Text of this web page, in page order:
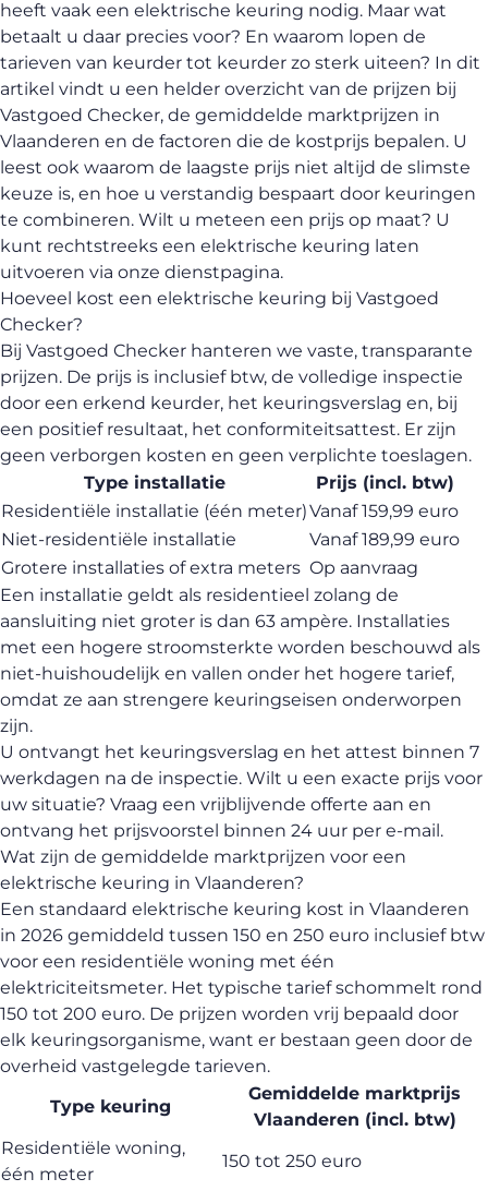
heeft vaak een elektrische keuring nodig. Maar wat
betaalt u daar precies voor? En waarom lopen de
tarieven van keurder tot keurder zo sterk uiteen? In dit
artikel vindt u een helder overzicht van de prijzen bij
Vastgoed Checker, de gemiddelde marktprijzen in
Vlaanderen en de factoren die de kostprijs bepalen. U
leest ook waarom de laagste prijs niet altijd de slimste
keuze is, en hoe u verstandig bespaart door keuringen
te combineren. Wilt u meteen een prijs op maat? U
kunt rechtstreeks een elektrische keuring laten
uitvoeren via onze dienstpagina.
Hoeveel kost een elektrische keuring bij Vastgoed
Checker?
Bij Vastgoed Checker hanteren we vaste, transparante
prijzen. De prijs is inclusief btw, de volledige inspectie
door een erkend keurder, het keuringsverslag en, bij
een positief resultaat, het conformiteitsattest. Er zijn
geen verborgen kosten en geen verplichte toeslagen.
Type installatie
Prijs (incl. btw)
Residentiële installatie (één meter)Vanaf 159,99 euro
Niet-residentiële installatie
Vanaf 189,99 euro
Grotere installaties of extra meters Op aanvraag
Een installatie geldt als residentieel zolang de
aansluiting niet groter is dan 63 ampère. Installaties
met een hogere stroomsterkte worden beschouwd als
niet-huishoudelijk en vallen onder het hogere tarief,
omdat ze aan strengere keuringseisen onderworpen
zijn.
U ontvangt het keuringsverslag en het attest binnen 7
werkdagen na de inspectie. Wilt u een exacte prijs voor
uw situatie? Vraag een vrijblijvende offerte aan en
ontvang het prijsvoorstel binnen 24 uur per e-mail.
Wat zijn de gemiddelde marktprijzen voor een
elektrische keuring in Vlaanderen?
Een standaard elektrische keuring kost in Vlaanderen
in 2026 gemiddeld tussen 150 en 250 euro inclusief btw
voor een residentiële woning met één
elektriciteitsmeter. Het typische tarief schommelt rond
150 tot 200 euro. De prijzen worden vrij bepaald door
elk keuringsorganisme, want er bestaan geen door de
overheid vastgelegde tarieven.
Type keuring
Gemiddelde marktprijs
Vlaanderen (incl. btw)
Residentiële woning,
één meter
150 tot 250 euro